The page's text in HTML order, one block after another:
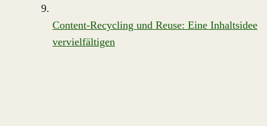
Content-Recycling und Reuse: Eine Inhaltsidee
vervielfältigen